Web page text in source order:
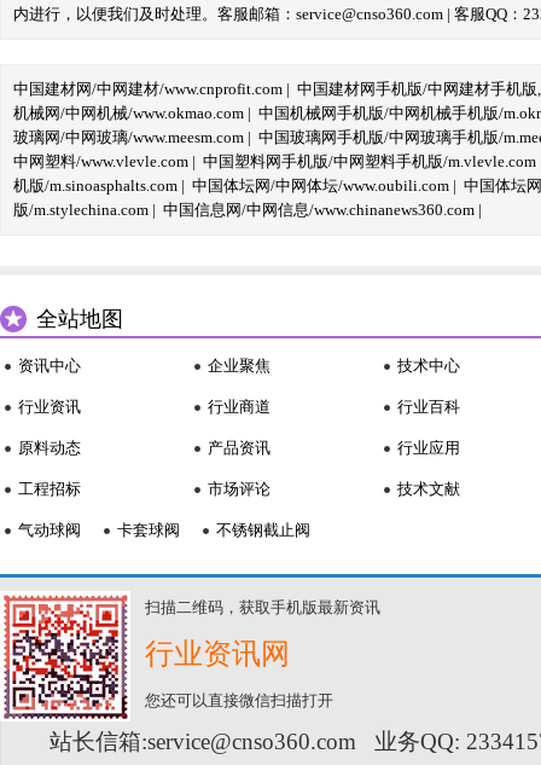
内进行，以便我们及时处理。客服邮箱：service@cnso360.com | 客服QQ：
中国建材网/中网建材/www.cnprofit.com | 中国建材网手机版/中网建材手机版
机械网/中网机械/www.okmao.com | 中国机械网手机版/中网机械手机版/
玻璃网/中网玻璃/www.meesm.com | 中国玻璃网手机版/中网玻璃手机版/
中网塑料/www.vlevle.com | 中国塑料网手机版/中网塑料手机版/m.vlevle.com
机版/m.sinoasphalts.com | 中国体坛网/中网体坛/www.oubili.com | 中国体坛
版/m.stylechina.com | 中国信息网/中网信息/www.chinanews360.com |
全站地图
资讯中心
行业资讯
原料动态
工程招标
企业聚焦
行业商道
产品资讯
市场评论
技术中心
行业百科
行业应用
技术文献
气动球阀 卡套球阀 不锈钢截止阀
扫描二维码，获取手机版最新资讯
行业资讯网
您还可以直接微信扫描打开
站长信箱:service@cnso360.com 业务QQ: